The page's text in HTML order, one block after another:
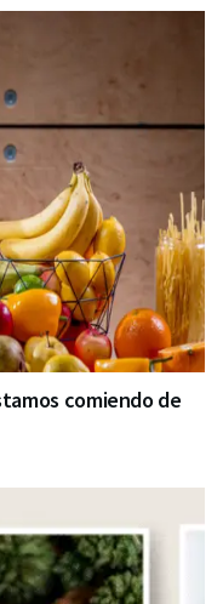
comiendo de